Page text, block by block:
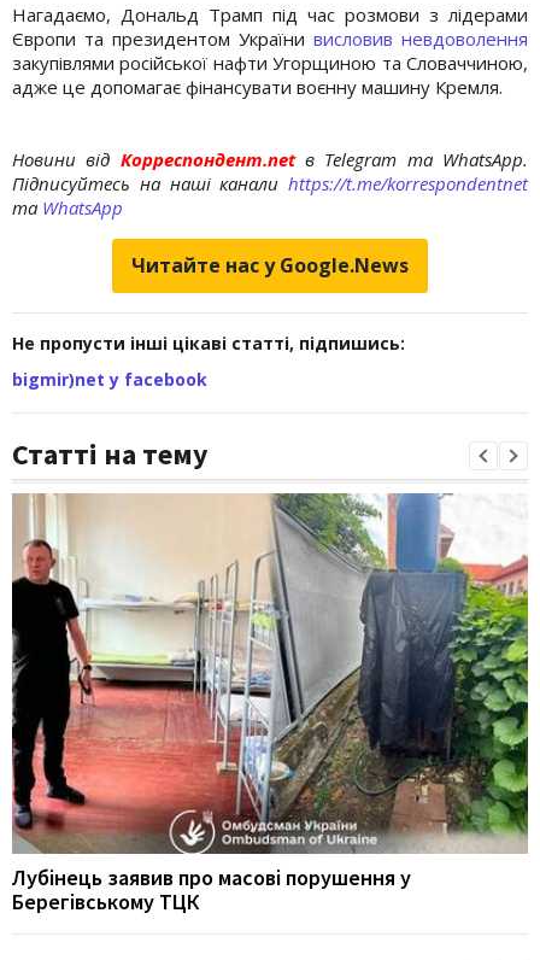
Нагадаємо, Дональд Трамп під час розмови з лідерами
Європи та президентом України висловив невдоволення
закупівлями російської нафти Угорщиною та Словаччиною,
адже це допомагає фінансувати воєнну машину Кремля.
Новини від Корреспондент.netв Telegram та WhatsApp.
Підписуйтесь на наші канали https://t.me/korrespondentnet
та WhatsApp
Читайте нас у Google.News
Не пропусти інші цікаві статті, підпишись:
bigmir)net у facebook
Статті на тему
Лубінець заявив про масові порушення у
Берегівському ТЦК